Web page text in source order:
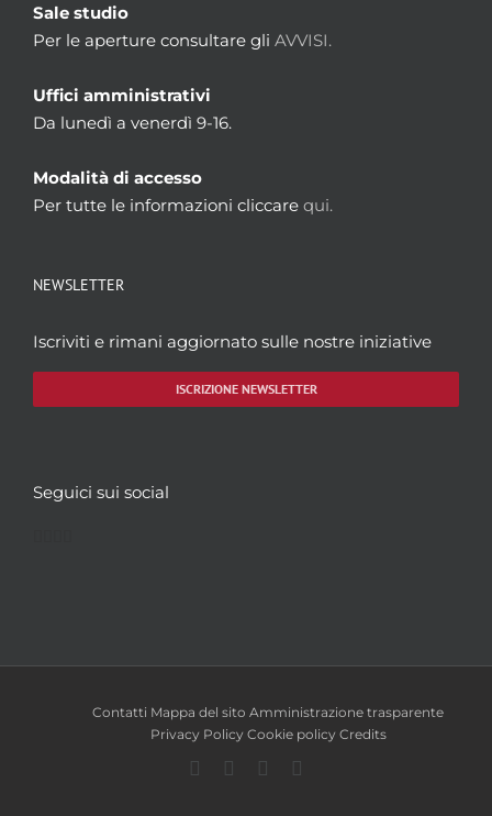
Sale studio
Per le aperture consultare gli AVVISI.
Uffici amministrativi
Da lunedì a venerdì 9-16.
Modalità di accesso
Per tutte le informazioni cliccare qui.
NEWSLETTER
Iscriviti e rimani aggiornato sulle nostre iniziative
ISCRIZIONE NEWSLETTER
Seguici sui social
Contatti Mappa del sito Amministrazione trasparente
Privacy Policy Cookie policy Credits
Facebook
TwitterYouTube